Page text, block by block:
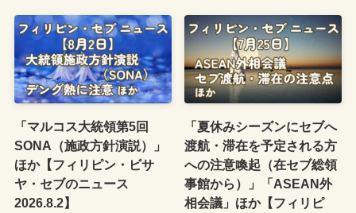
「マルコス大統領第5回
SONA（施政方針演説）」
ほか【フィリピン・ビサ
ヤ・セブのニュース
2026.8.2】
「夏休みシーズンにセブへ
渡航・滞在を予定される方
への注意喚起（在セブ総領
事館から）」「ASEAN外
相会議」ほか【フィリピ